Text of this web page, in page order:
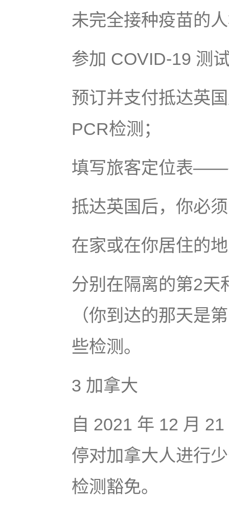
未完全接种疫苗的
参加 COVID-19 测
预订并支付抵达英
PCR检测；
填写旅客定位表——
抵达英国后，你必
在家或在你居住的
分别在隔离的第2天
（你到达的那天
些检测。
3 加拿大
自 2021 年 12 月
停对加拿大人进行
检测豁免。